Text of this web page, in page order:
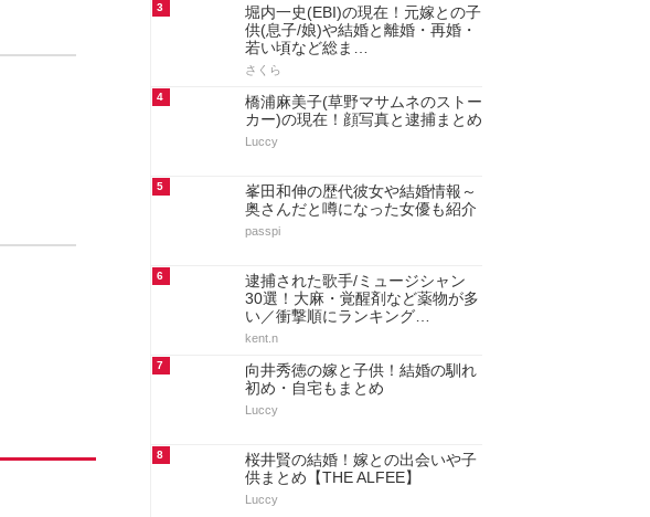
3
堀内一史(EBI)の現在！元嫁との子
供(息子/娘)や結婚と離婚・再婚・
若い頃など総ま…
さくら
4
橋浦麻美子(草野マサムネのストー
カー)の現在！顔写真と逮捕まとめ
Luccy
5
峯田和伸の歴代彼女や結婚情報～
奥さんだと噂になった女優も紹介
passpi
6
逮捕された歌手/ミュージシャン
30選！大麻・覚醒剤など薬物が多
い／衝撃順にランキング…
kent.n
7
向井秀徳の嫁と子供！結婚の馴れ
初め・自宅もまとめ
Luccy
8
桜井賢の結婚！嫁との出会いや子
供まとめ【THE ALFEE】
Luccy